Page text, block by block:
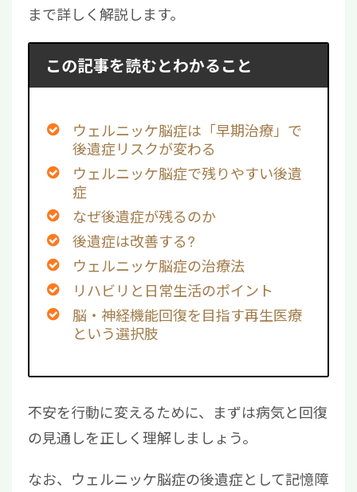
まで詳しく解説します。
この記事を読むとわかること
ウェルニッケ脳症は「早期治療」で
後遺症リスクが変わる
ウェルニッケ脳症で残りやすい後遺
症
なぜ後遺症が残るのか
後遺症は改善する?
ウェルニッケ脳症の治療法
リハビリと日常生活のポイント
脳・神経機能回復を目指す再生医療
という選択肢
不安を行動に変えるために、まずは病気と回復
の見通しを正しく理解しましょう。
なお、ウェルニッケ脳症の後遺症として記憶障